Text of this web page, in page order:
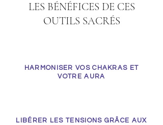
LES BÉNÉFICES DE CES
OUTILS SACRÉS
HARMONISER VOS CHAKRAS ET
VOTRE AURA
LIBÉRER LES TENSIONS GRÂCE AUX